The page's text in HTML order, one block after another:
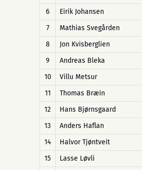
6
Eirik Johansen
7
Mathias Svegården
8
Jon Kvisberglien
9
Andreas Bleka
10
Villu Metsur
11
Thomas Bræin
12
Hans Bjørnsgaard
13
Anders Haflan
14
Halvor Tjøntveit
15
Lasse Løvli